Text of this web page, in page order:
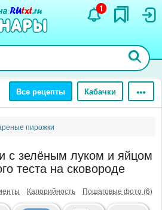
1
Все рецепты Кабачки
пирожки
с зелёным луком и яйцом
теста на сковороде
Калорийность Пошаговые фото (6)